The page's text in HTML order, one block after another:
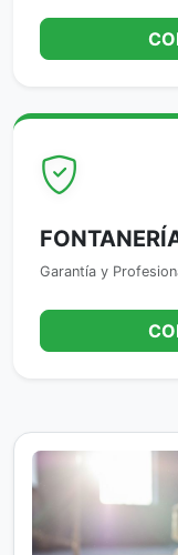
Garantía y